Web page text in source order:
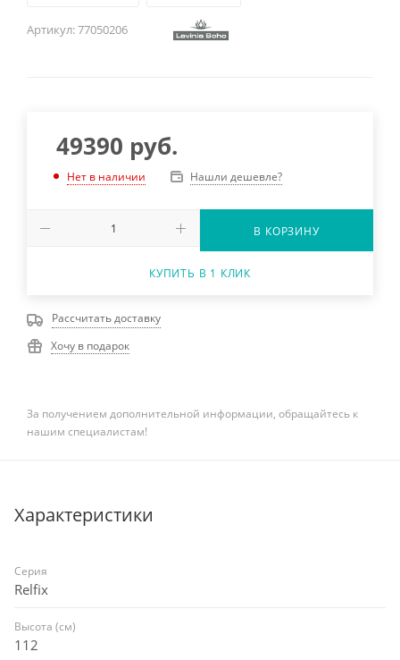
Артикул:77050206
49390 руб.
Нет в наличии Нашли дешевле?
В КОРЗИНУ
КУПИТЬ В 1 КЛИК
Рассчитать доставку
Хочу в подарок
За получением дополнительной информации, обращайтесь к
нашим специалистам!
Характеристики
Серия
Relfix
Высота (см)
112